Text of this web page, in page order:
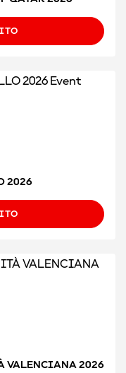
2026
VALENCIANA 2026